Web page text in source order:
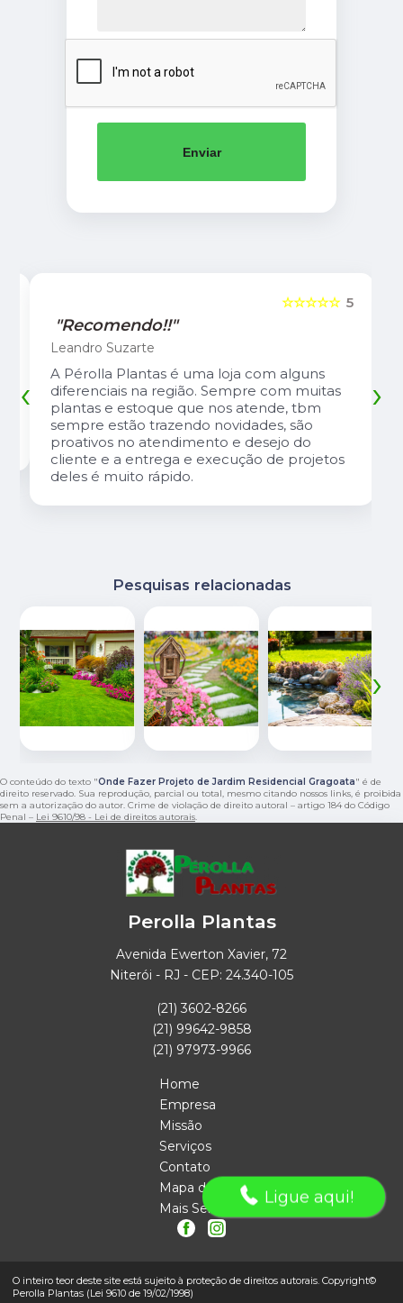
Enviar
5
☆☆☆☆☆
"Recomendo!!"
Leandro Suzarte
A Pérolla Plantas é uma loja com alguns
diferenciais na região. Sempre com muitas
plantas e estoque que nos atende, tbm
sempre estão trazendo novidades, são
proativos no atendimento e desejo do
cliente e a entrega e execução de projetos
deles é muito rápido.
‹ ›
Pesquisas relacionadas
‹ ›
O conteúdo do texto "Onde Fazer Projeto de Jardim Residencial Gragoata" é de
direito reservado. Sua reprodução, parcial ou total, mesmo citando nossos links, é proibida
sem a autorização do autor. Crime de violação de direito autoral – artigo 184 do Código
Penal – Lei 9610/98 - Lei de direitos autorais.
Perolla Plantas
Avenida Ewerton Xavier, 72
Niterói - RJ - CEP: 24.340-105
(21) 3602-8266
(21) 99642-9858
(21) 97973-9966
Home
Empresa
Missão
Serviços
Contato
Mapa do site
Mais Serviços
O inteiro teor deste site está sujeito à proteção de direitos autorais. Copyright©
Perolla Plantas (Lei 9610 de 19/02/1998)
Ligue aqui!